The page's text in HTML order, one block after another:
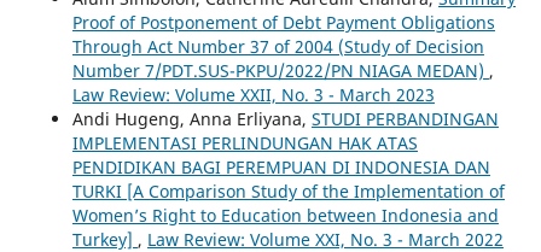
Proof of Postponement of Debt Payment Obligations
Through Act Number 37 of 2004 (Study of Decision
Number 7/PDT.SUS-PKPU/2022/PN NIAGA MEDAN) ,
Law Review: Volume XXII, No. 3 - March 2023
Andi Hugeng, Anna Erliyana, STUDI PERBANDINGAN
IMPLEMENTASI PERLINDUNGAN HAK ATAS
PENDIDIKAN BAGI PEREMPUAN DI INDONESIA DAN
TURKI [A Comparison Study of the Implementation of
Women’s Right to Education between Indonesia and
Turkey] , Law Review: Volume XXI, No. 3 - March 2022